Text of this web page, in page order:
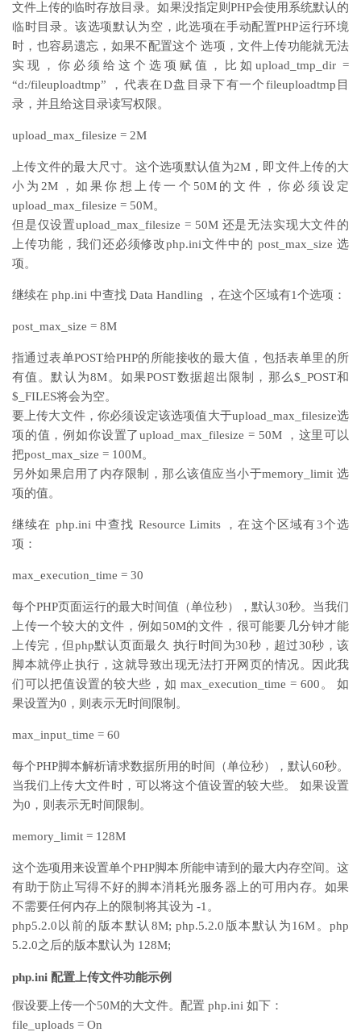
文件上传的临时存放目录。如果没指定则PHP会使用系统默认的
临时目录。该选项默认为空，此选项在手动配置PHP运行环境
时，也容易遗忘，如果不配置这个 选项，文件上传功能就无法
实现，你必须给这个选项赋值，比如upload_tmp_dir =
“d:/fileuploadtmp” ，代表在D盘目录下有一个fileuploadtmp目
录，并且给这目录读写权限。
upload_max_filesize = 2M
上传文件的最大尺寸。这个选项默认值为2M，即文件上传的大
小为2M，如果你想上传一个50M的文件，你必须设定
upload_max_filesize = 50M。
但是仅设置upload_max_filesize = 50M 还是无法实现大文件的
上传功能，我们还必须修改php.ini文件中的 post_max_size 选
项。
继续在 php.ini 中查找 Data Handling ，在这个区域有1个选项：
post_max_size = 8M
指通过表单POST给PHP的所能接收的最大值，包括表单里的所
有值。默认为8M。如果POST数据超出限制，那么$_POST和
$_FILES将会为空。
要上传大文件，你必须设定该选项值大于upload_max_filesize选
项的值，例如你设置了upload_max_filesize = 50M ，这里可以
把post_max_size = 100M。
另外如果启用了内存限制，那么该值应当小于memory_limit 选
项的值。
继续在 php.ini 中查找 Resource Limits ，在这个区域有3个选
项：
max_execution_time = 30
每个PHP页面运行的最大时间值（单位秒），默认30秒。当我们
上传一个较大的文件，例如50M的文件，很可能要几分钟才能
上传完，但php默认页面最久 执行时间为30秒，超过30秒，该
脚本就停止执行，这就导致出现无法打开网页的情况。因此我
们可以把值设置的较大些，如 max_execution_time = 600。 如
果设置为0，则表示无时间限制。
max_input_time = 60
每个PHP脚本解析请求数据所用的时间（单位秒），默认60秒。
当我们上传大文件时，可以将这个值设置的较大些。 如果设置
为0，则表示无时间限制。
memory_limit = 128M
这个选项用来设置单个PHP脚本所能申请到的最大内存空间。这
有助于防止写得不好的脚本消耗光服务器上的可用内存。如果
不需要任何内存上的限制将其设为 -1。
php5.2.0以前的版本默认8M; php.5.2.0版本默认为16M。php
5.2.0之后的版本默认为 128M;
php.ini 配置上传文件功能示例
假设要上传一个50M的大文件。配置 php.ini 如下：
file_uploads = On